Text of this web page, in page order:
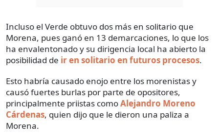
Incluso el Verde obtuvo dos más en solitario que
Morena, pues ganó en 13 demarcaciones, lo que los
ha envalentonado y su dirigencia local ha abierto la
posibilidad de ir en solitario en futuros procesos.
Esto habría causado enojo entre los morenistas y
causó fuertes burlas por parte de opositores,
principalmente priistas comoAlejandro Moreno
Cárdenas, quien dijo que le dieron una paliza a
Morena.